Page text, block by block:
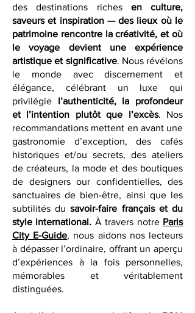
Nous invitons nos lecteurs à explorer
des destinations richesen culture,
saveurs et inspiration — des lieux où le
patrimoine rencontre la créativité, et où
le voyage devient une expérience
artistique et significative. Nous révélons
le monde avec discernement et
élégance, célébrant un luxe qui
privilégiel’authenticité, la profondeur
et l’intention plutôt que l’excès. Nos
recommandations mettent en avant une
gastronomie d’exception, des cafés
historiques et/ou secrets, des ateliers
de créateurs, la mode et des boutiques
de designers our confidentielles, des
sanctuaires de bien-être, ainsi que les
subtilités dusavoir-faire français et du
style international.À travers notreParis
City E-Guide, nous aidons nos lecteurs
à dépasser l’ordinaire, offrant un aperçu
d’expériences à la fois personnelles,
mémorables et véritablement